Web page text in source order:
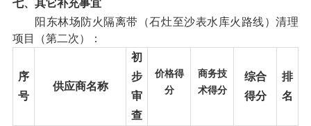
七、其它补充事宜
阳东林场防火隔离带（石灶至沙表水库火路线）清理
项目（第二次）：
序
号
供应商名称
初
步
审
查
价格得
分
商务技
术得分
综合
得分
排
名